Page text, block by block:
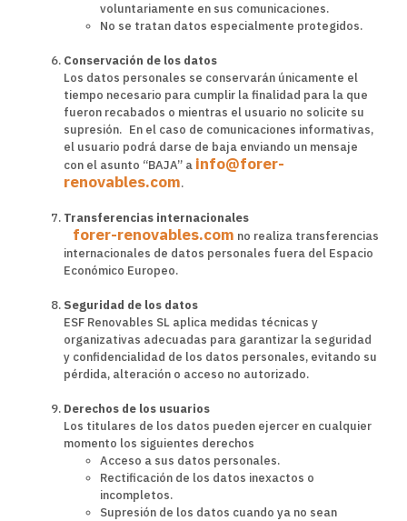
voluntariamente en sus comunicaciones.
No se tratan datos especialmente protegidos.
Conservación de los datos
Los datos personales se conservarán únicamente el
tiempo necesario para cumplir la finalidad para la que
fueron recabados o mientras el usuario no solicite su
supresión. En el caso de comunicaciones informativas,
el usuario podrá darse de baja enviando un mensaje
con el asunto “BAJA” a info@forer-
renovables.com.
Transferencias internacionales
forer-renovables.com no realiza transferencias
internacionales de datos personales fuera del Espacio
Económico Europeo.
Seguridad de los datos
ESF Renovables SL aplica medidas técnicas y
organizativas adecuadas para garantizar la seguridad
y confidencialidad de los datos personales, evitando su
pérdida, alteración o acceso no autorizado.
Derechos de los usuarios
Los titulares de los datos pueden ejercer en cualquier
momento los siguientes derechos
Acceso a sus datos personales.
Rectificación de los datos inexactos o
incompletos.
Supresión de los datos cuando ya no sean